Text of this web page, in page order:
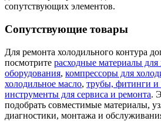
сопутствующих элементов.
Сопутствующие товары
Для ремонта холодильного контура
посмотрите расходные материалы для
оборудования, компрессоры для
холодильное масло, трубы, фитинги и
инструменты для сервиса и ремонта.
подобрать совместимые материалы,
диагностики, монтажа и